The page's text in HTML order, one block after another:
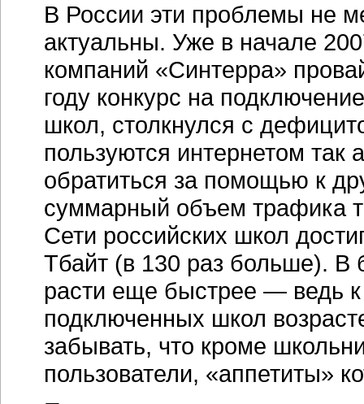
В России эти проблемы не
актуальны. Уже в начале
компаний «Синтерра»
году конкурс на
школ, столкнулся с
пользуются интернетом так
обратиться за помощью к
суммарный объем трафика
Сети российских школ
Тбайт (в 130 раз больше). В
расти еще быстрее — ведь к
подключенных школ
забывать, что кроме
пользователи, «аппетиты»